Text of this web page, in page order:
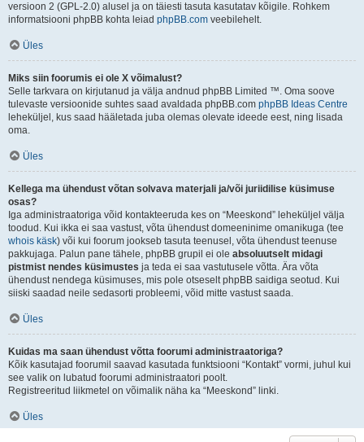
versioon 2 (GPL-2.0) alusel ja on täiesti tasuta kasutatav kõigile. Rohkem
informatsiooni phpBB kohta leiad phpBB.com veebilehelt.
Üles
Miks siin foorumis ei ole X võimalust?
Selle tarkvara on kirjutanud ja välja andnud phpBB Limited ™. Oma soove
tulevaste versioonide suhtes saad avaldada phpBB.com phpBB Ideas Centre
leheküljel, kus saad hääletada juba olemas olevate ideede eest, ning lisada
oma.
Üles
Kellega ma ühendust võtan solvava materjali ja/või juriidilise küsimuse
osas?
Iga administraatoriga võid kontakteeruda kes on “Meeskond” leheküljel välja
toodud. Kui ikka ei saa vastust, võta ühendust domeeninime omanikuga (tee
whois käsk) või kui foorum jookseb tasuta teenusel, võta ühendust teenuse
pakkujaga. Palun pane tähele, phpBB grupil ei ole absoluutselt midagi
pistmist nendes küsimustes ja teda ei saa vastutusele võtta. Ära võta
ühendust nendega küsimuses, mis pole otseselt phpBB saidiga seotud. Kui
siiski saadad neile sedasorti probleemi, võid mitte vastust saada.
Üles
Kuidas ma saan ühendust võtta foorumi administraatoriga?
Kõik kasutajad foorumil saavad kasutada funktsiooni “Kontakt” vormi, juhul kui
see valik on lubatud foorumi administraatori poolt.
Registreeritud liikmetel on võimalik näha ka “Meeskond” linki.
Üles